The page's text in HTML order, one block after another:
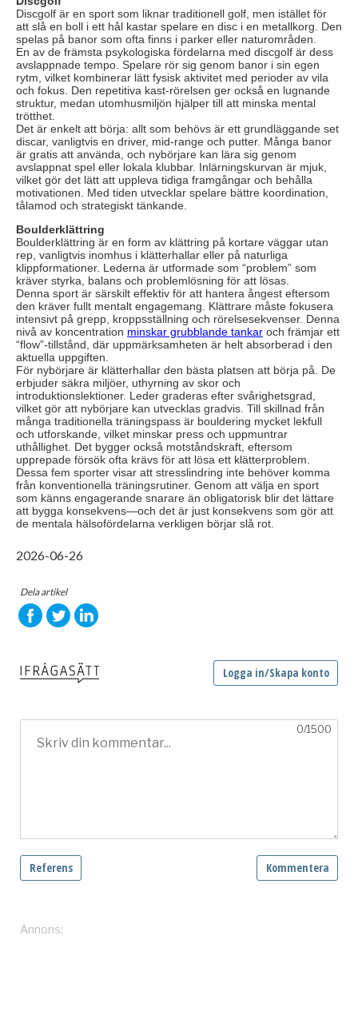
Discgolf är en sport som liknar traditionell golf, men istället för
att slå en boll i ett hål kastar spelare en disc i en metallkorg. Den
spelas på banor som ofta finns i parker eller naturområden.
En av de främsta psykologiska fördelarna med discgolf är dess
avslappnade tempo. Spelare rör sig genom banor i sin egen
rytm, vilket kombinerar lätt fysisk aktivitet med perioder av vila
och fokus. Den repetitiva kast-rörelsen ger också en lugnande
struktur, medan utomhusmiljön hjälper till att minska mental
trötthet.
Det är enkelt att börja: allt som behövs är ett grundläggande set
discar, vanligtvis en driver, mid-range och putter. Många banor
är gratis att använda, och nybörjare kan lära sig genom
avslappnat spel eller lokala klubbar. Inlärningskurvan är mjuk,
vilket gör det lätt att uppleva tidiga framgångar och behålla
motivationen. Med tiden utvecklar spelare bättre koordination,
tålamod och strategiskt tänkande.
Boulderklättring
Boulderklättring är en form av klättring på kortare väggar utan
rep, vanligtvis inomhus i klätterhallar eller på naturliga
klippformationer. Lederna är utformade som “problem” som
kräver styrka, balans och problemlösning för att lösas.
Denna sport är särskilt effektiv för att hantera ångest eftersom
den kräver fullt mentalt engagemang. Klättrare måste fokusera
intensivt på grepp, kroppsställning och rörelsesekvenser. Denna
nivå av koncentration minskar grubblande tankar och främjar ett
“flow”-tillstånd, där uppmärksamheten är helt absorberad i den
aktuella uppgiften.
För nybörjare är klätterhallar den bästa platsen att börja på. De
erbjuder säkra miljöer, uthyrning av skor och
introduktionslektioner. Leder graderas efter svårighetsgrad,
vilket gör att nybörjare kan utvecklas gradvis. Till skillnad från
många traditionella träningspass är bouldering mycket lekfull
och utforskande, vilket minskar press och uppmuntrar
uthållighet. Det bygger också motståndskraft, eftersom
upprepade försök ofta krävs för att lösa ett klätterproblem.
Dessa fem sporter visar att stresslindring inte behöver komma
från konventionella träningsrutiner. Genom att välja en sport
som känns engagerande snarare än obligatorisk blir det lättare
att bygga konsekvens—och det är just konsekvens som gör att
de mentala hälsofördelarna verkligen börjar slå rot.
2026-06-26
Dela artikel